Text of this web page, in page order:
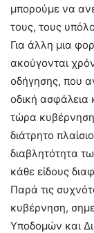
μπορούμε να
τους, τους
Για άλλη μια
ακούγονται
οδήγησης, που
οδική
τώρα κυβέρνηση
διάτρητο
διαβλητότητα
κάθε είδους
Παρά τις
κυβέρνηση,
Υποδομών και